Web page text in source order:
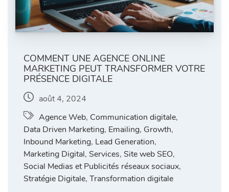
COMMENT UNE AGENCE ONLINE
MARKETING PEUT TRANSFORMER VOTRE
PRÉSENCE DIGITALE
août 4, 2024
Agence Web, Communication digitale,
Data Driven Marketing, Emailing, Growth,
Inbound Marketing, Lead Generation,
Marketing Digital, Services, Site web SEO,
Social Medias et Publicités réseaux sociaux,
Stratégie Digitale, Transformation digitale